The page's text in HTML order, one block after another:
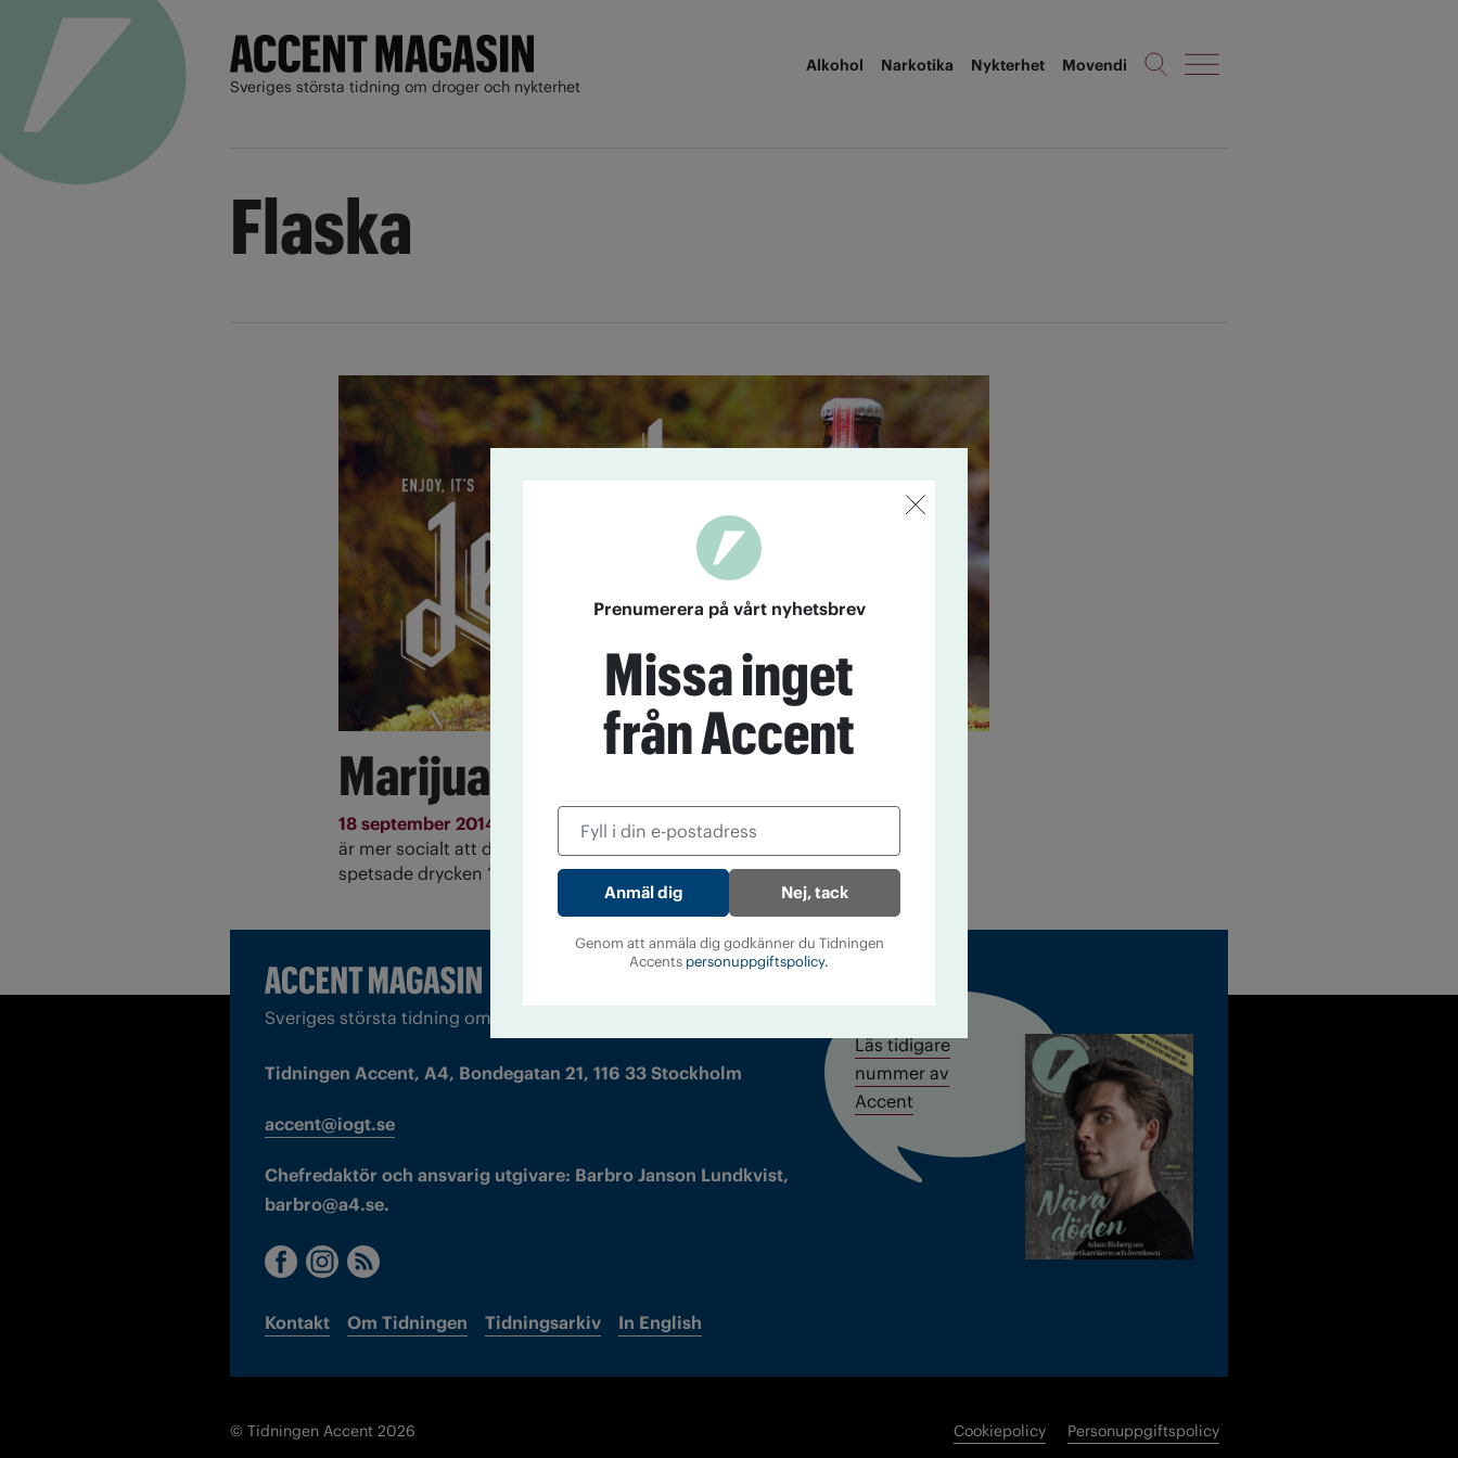
Sveriges största tidning om droger och nykterhet
Alkohol Narkotika Nykterhet Movendi
Flaska
Marijuana på flaska
18 september 2014
Nu säljs marijuana även i dryckesform i USA. ”Det
är mer socialt att dricka än röka en joint”, säger skaparen av den THC-
spetsade drycken ”Legal”.
Sveriges största tidning om droger och nykterhet
Tidningen Accent, A4, Bondegatan 21, 116 33 Stockholm
accent@iogt.se
Chefredaktör och ansvarig utgivare: Barbro Janson Lundkvist,
barbro@a4.se.
Kontakt Om Tidningen Tidningsarkiv In English
Läs tidigare
nummer av
Accent
© Tidningen Accent 2026 Cookiepolicy Personuppgiftspolicy
Prenumerera på vårt nyhetsbrev
Missa inget
från Accent
Nej, tack
Genom att anmäla dig godkänner du Tidningen
Accents personuppgiftspolicy.